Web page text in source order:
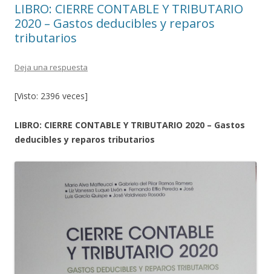
LIBRO: CIERRE CONTABLE Y TRIBUTARIO
2020 – Gastos deducibles y reparos
tributarios
Deja una respuesta
[Visto: 2396 veces]
LIBRO: CIERRE CONTABLE Y TRIBUTARIO 2020 – Gastos
deducibles y reparos tributarios